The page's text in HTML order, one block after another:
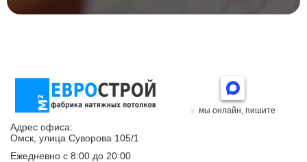
мы онлайн, пишите
Адрес офиса:
Омск, улица Суворова 105/1
Ежедневно с 8:00 до 20:00